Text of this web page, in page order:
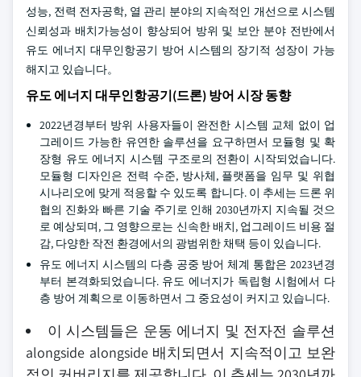
성능, 전력 전자공학, 열 관리 분야의 지속적인 개선으로 시스템
신뢰성과 배치가능성이 향상되어 방위 및 보안 분야 전반에서
유도 에너지 대무인항공기 방어 시스템의 장기적 성장이 가능
해지고 있습니다。
유도 에너지 대무인항공기(드론) 방어 시장 동향
2022년경부터 방위 사용자들이 완전한 시스템 교체 없이 업
그레이드 가능한 유연한 솔루션을 요구하면서 모듈형 및 확
장형 유도 에너지 시스템 구조로의 전환이 시작되었습니다.
모듈형 디자인은 전력 수준, 방사체, 플랫폼을 임무 및 위협
시나리오에 맞게 적응할 수 있도록 합니다. 이 추세는 드론 위
협의 진화와 빠른 기술 주기로 인해 2030년까지 지속될 것으
로 예상되며, 그 영향으로는 신속한 배치, 업그레이드 비용 절
감, 다양한 작전 환경에서의 광범위한 채택 등이 있습니다.
유도 에너지 시스템의 다층 공중 방어 체계 통합은 2023년경
부터 본격화되었습니다. 유도 에너지가 독립형 시험에서 다
층 방어 계획으로 이동하면서 그 중요성이 커지고 있습니다.
이 시스템들은 운동 에너지 및 전자전 솔루션
alongside alongside 배치되면서 지속적이고 보완